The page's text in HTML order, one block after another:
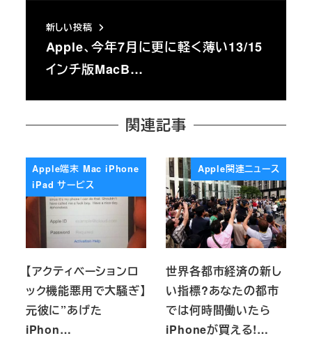
新しい投稿
Apple、今年7月に更に軽く薄い13/15
インチ版MacB…
関連記事
Apple端末 Mac iPhone
iPad サービス
【アクティベーションロ
ック機能悪用で大騒ぎ】
元彼に”あげた
iPhon…
Apple関連ニュース
世界各都市経済の新し
い指標?あなたの都市
では何時間働いたら
iPhoneが買える!…